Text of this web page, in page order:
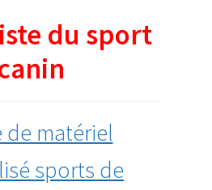
du sport
de matériel
sports de